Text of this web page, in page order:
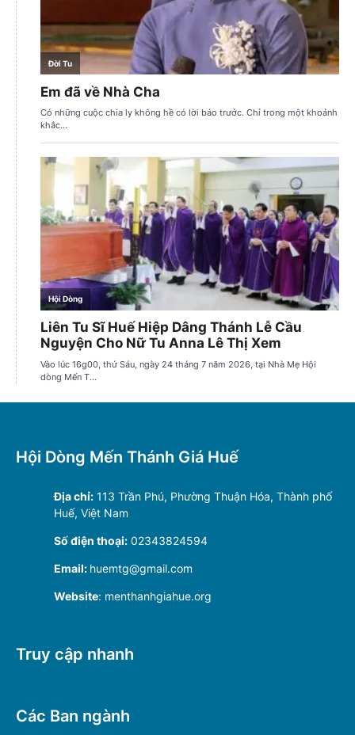
Hội Dòng Mến Thánh Giá Huế
Địa chỉ: 113 Trần Phú, Phường Thuận Hóa, Thành phố
Huế, Việt Nam
Số điện thoại: 02343824594
Email: huemtg@gmail.com
Website: menthanhgiahue.org
Truy cập nhanh
Các Ban ngành